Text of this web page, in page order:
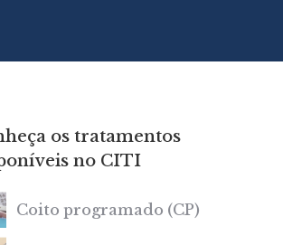
os tratamentos
no CITI
Coito programado (CP)